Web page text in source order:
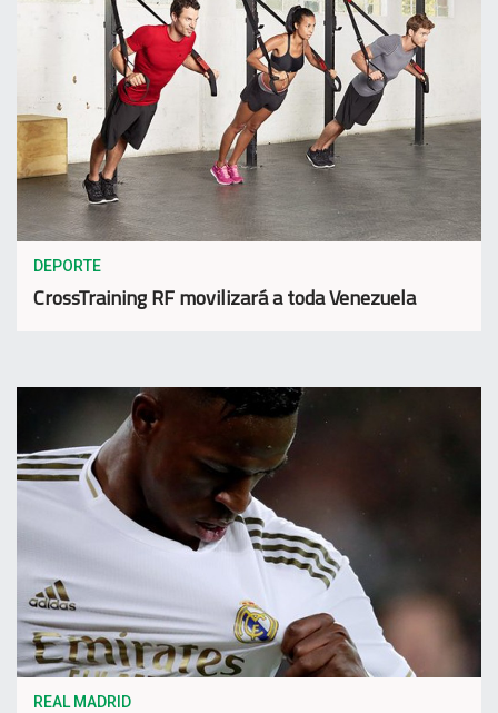
DEPORTE
CrossTraining RF movilizará a toda Venezuela
REAL MADRID